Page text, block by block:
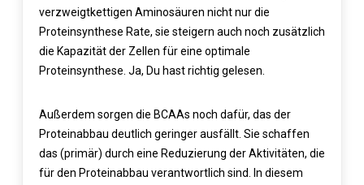
verzweigtkettigen Aminosäuren nicht nur die
Proteinsynthese Rate, sie steigern auch noch zusätzlich
die Kapazität der Zellen für eine optimale
Proteinsynthese. Ja, Du hast richtig gelesen.
Außerdem sorgen die BCAAs noch dafür, das der
Proteinabbau deutlich geringer ausfällt. Sie schaffen
das (primär) durch eine Reduzierung der Aktivitäten, die
für den Proteinabbau verantwortlich sind. In diesem